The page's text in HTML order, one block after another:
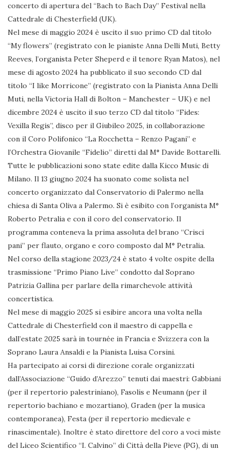
concerto di apertura del “Bach to Bach Day” Festival nella
Cattedrale di Chesterfield (UK).
Nel mese di maggio 2024 è uscito il suo primo CD dal titolo
“My flowers” (registrato con le pianiste Anna Delli Muti, Betty
Reeves, l’organista Peter Sheperd e il tenore Ryan Matos), nel
mese di agosto 2024 ha pubblicato il suo secondo CD dal
titolo “I like Morricone” (registrato con la Pianista Anna Delli
Muti, nella Victoria Hall di Bolton – Manchester – UK) e nel
dicembre 2024 è uscito il suo terzo CD dal titolo “Fides:
Vexilla Regis”, disco per il Giubileo 2025, in collaborazione
con il Coro Polifonico “La Rocchetta – Renzo Pagani” e
l’Orchestra Giovanile “Fidelio” diretti dal M° Davide Bottarelli.
Tutte le pubblicazioni sono state edite dalla Kicco Music di
Milano. Il 13 giugno 2024 ha suonato come solista nel
concerto organizzato dal Conservatorio di Palermo nella
chiesa di Santa Oliva a Palermo. Si è esibito con l’organista M°
Roberto Petralia e con il coro del conservatorio. Il
programma conteneva la prima assoluta del brano “Crisci
pani” per flauto, organo e coro composto dal M° Petralia.
Nel corso della stagione 2023/24 è stato 4 volte ospite della
trasmissione “Primo Piano Live” condotto dal Soprano
Patrizia Gallina per parlare della rimarchevole attività
concertistica.
Nel mese di maggio 2025 si esibire ancora una volta nella
Cattedrale di Chesterfield con il maestro di cappella e
dall’estate 2025 sarà in tournée in Francia e Svizzera con la
Soprano Laura Ansaldi e la Pianista Luisa Corsini.
Ha partecipato ai corsi di direzione corale organizzati
dall’Associazione “Guido d’Arezzo” tenuti dai maestri: Gabbiani
(per il repertorio palestriniano), Fasolis e Neumann (per il
repertorio bachiano e mozartiano), Graden (per la musica
contemporanea), Festa (per il repertorio medievale e
rinascimentale). Inoltre è stato direttore del coro a voci miste
del Liceo Scientifico “I. Calvino” di Città della Pieve (PG), di un